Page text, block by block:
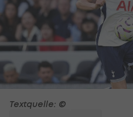
Textquelle: ©